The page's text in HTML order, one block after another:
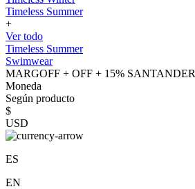
Timeless Summer
+
Ver todo
Timeless Summer
Swimwear
MARGOFF + OFF + 15% SANTANDER
Moneda
Según producto
$
USD
ES
EN